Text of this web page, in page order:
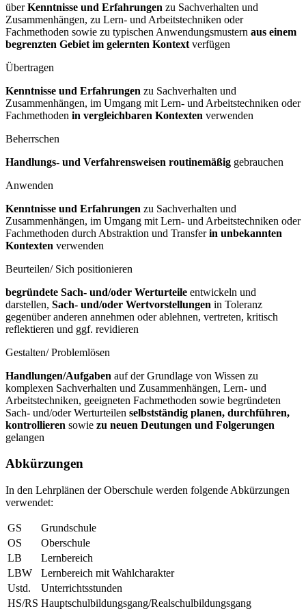
überKenntnisse und Erfahrungen zu Sachverhalten und
Zusammenhängen, zu Lern- und Arbeitstechniken oder
Fachmethoden sowie zu typischen Anwendungsmustern aus einem
begrenzten Gebiet im gelernten Kontext verfügen
Übertragen
Kenntnisse und Erfahrungen zu Sachverhalten und
Zusammenhängen, im Umgang mit Lern- und Arbeitstechniken oder
Fachmethoden in vergleichbaren Kontexten verwenden
Beherrschen
Handlungs- und Verfahrensweisen routinemäßig gebrauchen
Anwenden
Kenntnisse und Erfahrungen zu Sachverhalten und
Zusammenhängen, im Umgang mit Lern- und Arbeitstechniken oder
Fachmethoden durch Abstraktion und Transferin unbekannten
Kontexten verwenden
Beurteilen/ Sich positionieren
begründete Sach- und/oder Werturteile entwickeln und
darstellen, Sach- und/oder Wertvorstellungen in Toleranz
gegenüber anderen annehmen oder ablehnen, vertreten, kritisch
reflektieren und ggf. revidieren
Gestalten/ Problemlösen
Handlungen/Aufgaben auf der Grundlage von Wissen zu
komplexen Sachverhalten und Zusammenhängen, Lern- und
Arbeitstechniken, geeigneten Fachmethoden sowie begründeten
Sach- und/oder Werturteilen selbstständig planen, durchführen,
kontrollieren sowie zu neuen Deutungen und Folgerungen
gelangen
Abkürzungen
In den Lehrplänen der Oberschule werden folgende Abkürzungen
verwendet:
GS
Grundschule
OS
Oberschule
LB
Lernbereich
LBW
Lernbereich mit Wahlcharakter
Ustd.
Unterrichtsstunden
HS/RS Hauptschulbildungsgang/Realschulbildungsgang